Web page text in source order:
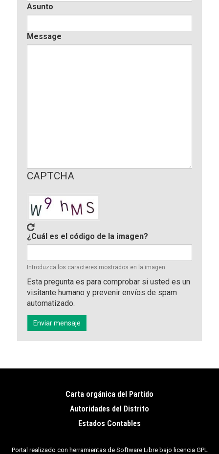
Asunto
Message
CAPTCHA
¿Cuál es el código de la imagen?
Introduzca los caracteres mostrados en la imagen.
Esta pregunta es para comprobar si usted es un
visitante humano y prevenir envíos de spam
automatizado.
Enviar mensaje
Pie
de
página
Carta orgánica del Partido
Autoridades del Distrito
Estados Contables
Portal realizado con herramientas de Software Libre bajo licencia GPL